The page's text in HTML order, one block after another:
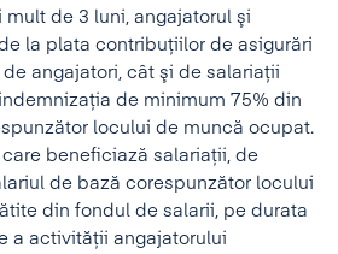
mult de 3 luni, angajatorul şi
la plata contribuţiilor de asigurări
angajatori, cât şi de salariaţii
de minimum 75% din
locului de muncă ocupat.
beneficiază salariaţii, de
de bază corespunzător locului
din fondul de salarii, pe durata
a activităţii angajatorului